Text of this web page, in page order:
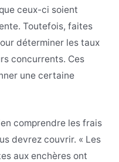
ceux-ci soient
Toutefois, faites
déterminer les taux
concurrents. Ces
une certaine
comprendre les frais
devrez couvrir. « Les
aux enchères ont